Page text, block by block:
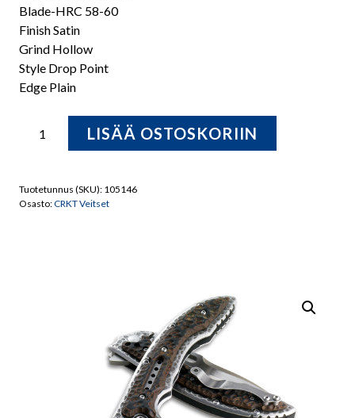
Blade-HRC 58-60
Finish Satin
Grind Hollow
Style Drop Point
Edge Plain
Fossil
määrä
LISÄÄ OSTOSKORIIN
Tuotetunnus (SKU): 105146
Osasto:CRKT Veitset